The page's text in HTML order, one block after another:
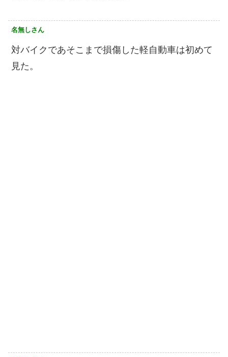
名無しさん
対バイクであそこまで損傷した軽自動車は初めて
見た。